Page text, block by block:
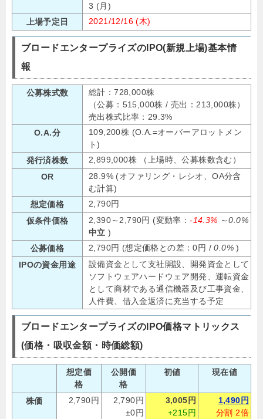
3 (月)
上場予定日
2021/12/16 (木)
ブロードエンタープライズのIPO(新規上場)基本情
報
公募株式数
総計：728,000株
（公募：515,000株 / 売出：213,000株）
売出株式比率：29.3%
O.A.分
109,200株 (O.A.=オーバーアロットメン
ト)
発行済株数
2,899,000株 （上場時、公募株数含む）
OR
28.9% (オファリング・レシオ、OA分含
む計算)
想定価格
2,790円
仮条件価格
2,390～2,790円 (変動率：-14.3% ～0.0%
中立 )
公募価格
2,790円 (想定価格との差：0円 /0.0% )
IPOの資金用途
設備資金として支社開設、開発資金として
ソフトウェアハードウェア開発、運転資金
として商材である通信機器及び工事資金、
人件費、借入金返済に充当する予定
ブロードエンタープライズのIPO価格マトリックス
(価格・吸収金額・時価総額)
想定価
格
公開価
格
初値 現在値
株価 2,790円
2,790円
±0円
3,005円
+215円
1,490円
分割 2倍